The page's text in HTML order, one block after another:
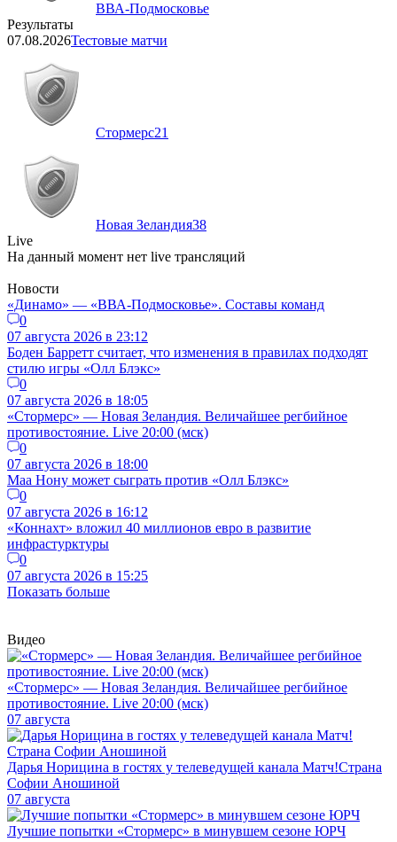
ВВА-Подмосковье
Результаты
07.08.2026Тестовые матчи
Стормерс21
Новая Зеландия38
Live
На данный момент нет live трансляций
Новости
«Динамо» — «ВВА-Подмосковье». Составы команд
0
07 августа 2026 в 23:12
Боден Барретт считает, что изменения в правилах подходят
стилю игры «Олл Блэкс»
0
07 августа 2026 в 18:05
«Стормерс» — Новая Зеландия. Величайшее регбийное
противостояние. Live 20:00 (мск)
0
07 августа 2026 в 18:00
Маа Нону может сыграть против «Олл Блэкс»
0
07 августа 2026 в 16:12
«Коннахт» вложил 40 миллионов евро в развитие
инфрастурктуры
0
07 августа 2026 в 15:25
Показать больше
Видео
«Стормерс» — Новая Зеландия. Величайшее регбийное
противостояние. Live 20:00 (мск)
07 августа
Дарья Норицина в гостях у телеведущей канала Матч!Страна
Софии Аношиной
07 августа
Лучшие попытки «Стормерс» в минувшем сезоне ЮРЧ